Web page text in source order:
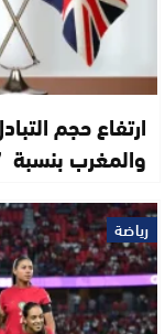
ارتفاع حجم
والمغرب بنسبة 16.7%
رياضة